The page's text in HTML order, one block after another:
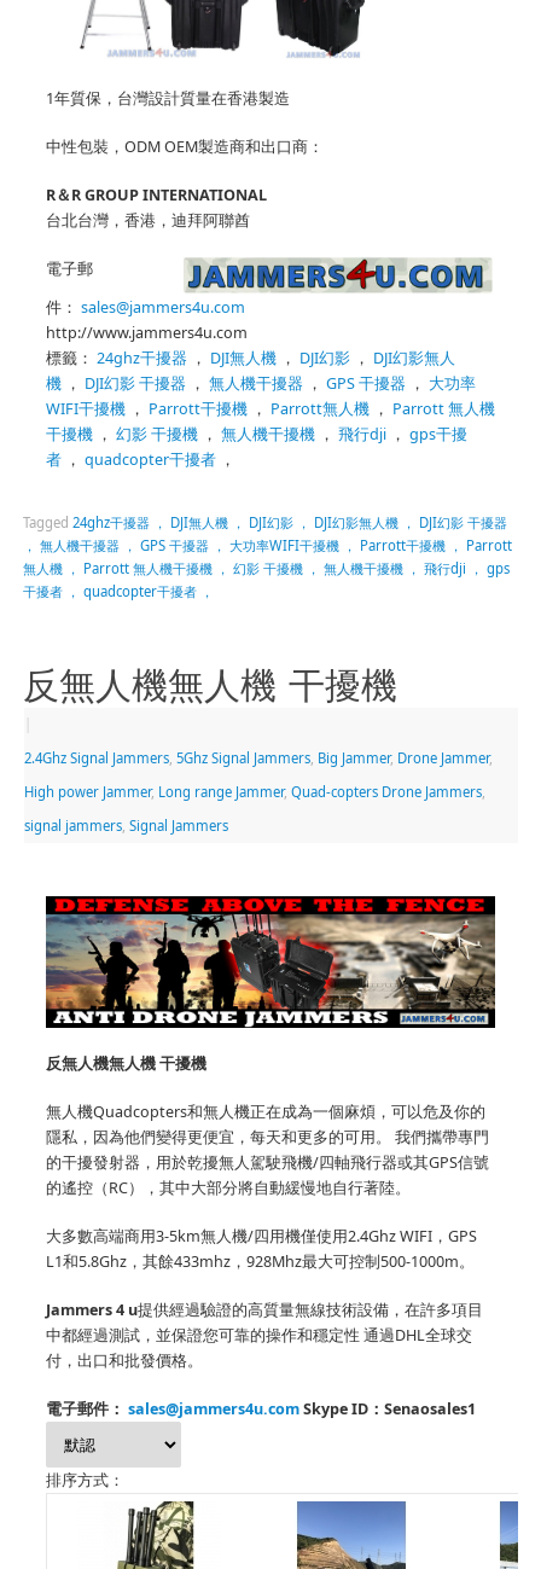
1年質保，台灣設計質量在香港製造
中性包裝，ODM OEM製造商和出口商：
R＆R GROUP INTERNATIONAL
台北台灣，香港，迪拜阿聯酋
電子郵
件： sales@jammers4u.com
http://www.jammers4u.com
標籤： 24ghz干擾器 ， DJI無人機， DJI幻影， DJI幻影無人
機， DJI幻影干擾器 ， 無人機干擾器 ， GPS干擾器 ， 大功率
WIFI干擾機， Parrott干擾機， Parrott無人機， Parrott無人機
干擾機， 幻影干擾機， 無人機干擾機， 飛行dji， gps干擾
者， quadcopter干擾者，
Tagged 24ghz干擾器 ， DJI無人機 ， DJI幻影 ， DJI幻影無人機 ， DJI幻影 干擾器
， 無人機干擾器 ， GPS 干擾器 ， 大功率WIFI干擾機 ， Parrott干擾機 ， Parrott
無人機 ， Parrott 無人機干擾機 ， 幻影 干擾機 ， 無人機干擾機 ， 飛行dji ， gps
干擾者 ， quadcopter干擾者 ，
反無人機無人機 干擾機
2.4Ghz Signal Jammers, 5Ghz Signal Jammers, Big Jammer, Drone Jammer,
High power Jammer, Long range Jammer, Quad-copters Drone Jammers,
signal jammers, Signal Jammers
反無人機無人機干擾機
無人機Quadcopters和無人機正在成為一個麻煩，可以危及你的
隱私，因為他們變得更便宜，每天和更多的可用。
我們攜帶專門
的干擾發射器，用於乾擾無人駕駛飛機/四軸飛行器或其GPS信號
的遙控（RC），其中大部分將自動緩慢地自行著陸。
大多數高端商用3-5km無人機/四用機僅使用2.4Ghz WIFI，GPS
L1和5.8Ghz，其餘433mhz，928Mhz最大可控制500-1000m。
Jammers 4 u提供經過驗證的高質量無線技術設備，在許多項目
中都經過測試，並保證您可靠的操作和穩定性 通過DHL全球交
付，出口和批發價格。
電子郵件： sales@jammers4u.comSkype ID：Senaosales1
排序方式：